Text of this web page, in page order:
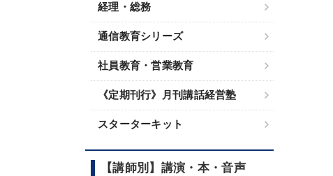
経理・総務
通信教育シリーズ
社員教育・営業教育
《定期刊行》月刊講話経営塾
スターターキット
【講師別】講演・本・音声